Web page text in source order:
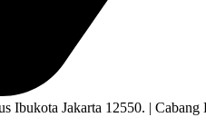
Ibukota Jakarta 12550. |